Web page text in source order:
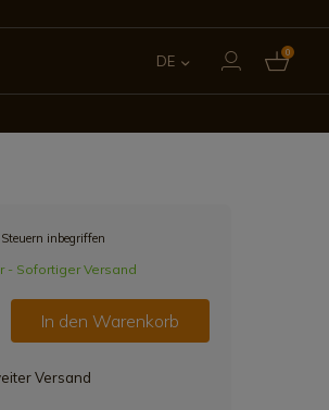
PT
DE 0
Steuern inbegriffen
- Sofortiger Versand
In den Warenkorb
Versand